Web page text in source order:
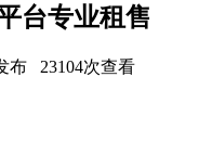
台专业租售
布 23104次查看